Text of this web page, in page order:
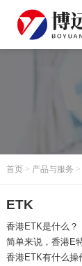
首页> 产品与服务 >
ETK
香港ETK是什么？
简单来说，香港E
香港ETK有什么操